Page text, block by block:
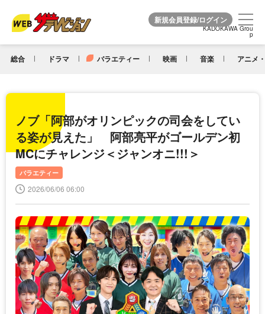
KADOKAWA Grou
p
総合 ドラマ バラエティー 映画 音楽 アニメ
KADOKAWA Grou
p
ノブ「阿部がオリンピックの司会をしてい
る姿が見えた」 阿部亮平がゴールデン初
MCにチャレンジ＜ジャンオニ!!!＞
バラエティー
2026/06/06 06:00